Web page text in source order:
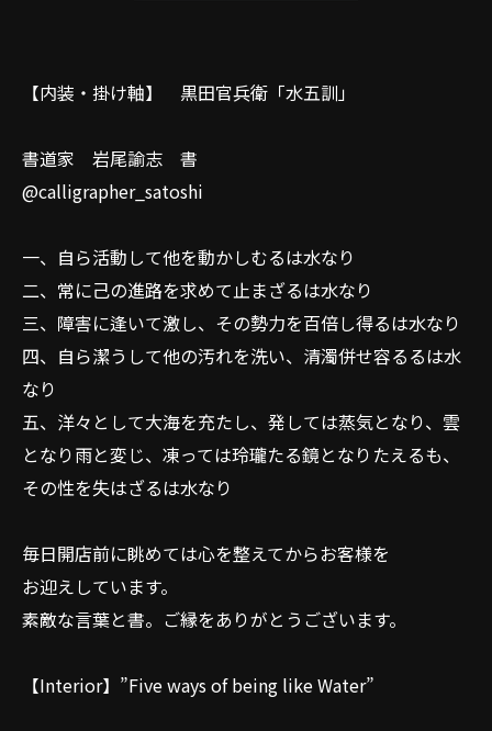
【内装・掛け軸】 黒田官兵衛「水五訓」
書道家 岩尾諭志 書
@calligrapher_satoshi
一、自ら活動して他を動かしむるは水なり
二、常に己の進路を求めて止まざるは水なり
三、障害に逢いて激し、その勢力を百倍し得るは水なり
四、自ら潔うして他の汚れを洗い、清濁併せ容るるは水
なり
五、洋々として大海を充たし、発しては蒸気となり、雲
となり雨と変じ、凍っては玲瓏たる鏡となりたえるも、
その性を失はざるは水なり
毎日開店前に眺めては心を整えてからお客様を
お迎えしています。
素敵な言葉と書。ご縁をありがとうございます。
【Interior】”Five ways of being like Water”